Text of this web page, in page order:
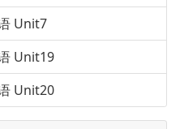
Unit7
Unit19
Unit20